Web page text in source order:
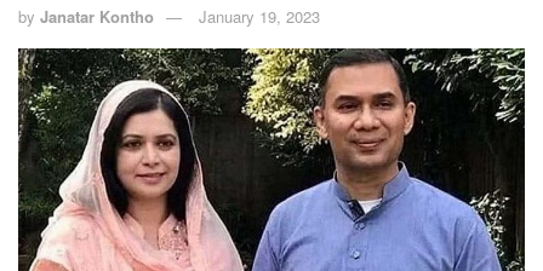
by Janatar Kontho January 19, 2023